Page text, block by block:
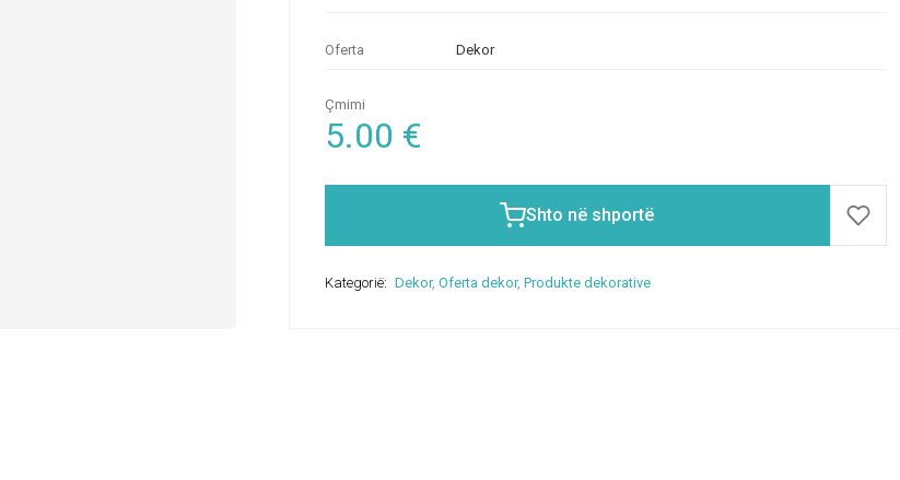
Oferta Dekor
Çmimi
5.00 €
Shto në shportë
Kategorië: Dekor, Oferta dekor, Produkte dekorative